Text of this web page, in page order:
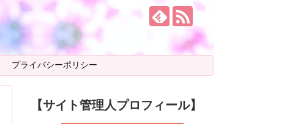
プライバシーポリシー
【サイト管理人プロフィール】